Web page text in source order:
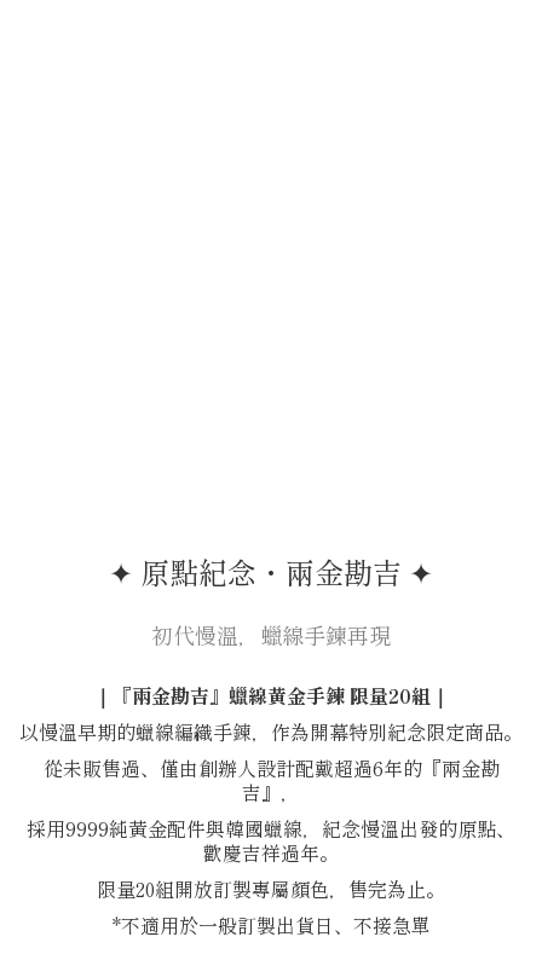
✦ 原點紀念・兩金勘吉 ✦
初代慢溫，蠟線手鍊再現
｜『兩金勘吉』蠟線黃金手鍊 限量20組｜
以慢溫早期的蠟線編織手鍊，作為開幕特別紀念限定商品。
從未販售過、僅由創辦人設計配戴超過6年的『兩金勘
吉』，
採用9999純黃金配件與韓國蠟線，紀念慢溫出發的原點、
歡慶吉祥過年。
限量20組開放訂製專屬顏色，售完為止。
*不適用於一般訂製出貨日、不接急單